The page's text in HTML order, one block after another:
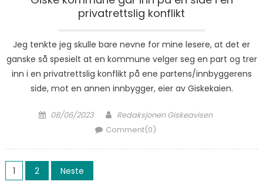
privatrettslig konflikt
Jeg tenkte jeg skulle bare nevne for mine lesere, at det er
ganske så spesielt at en kommune velger seg en part og trer
inn i en privatrettslig konflikt på ene partens/innbyggerens
side, mot en annen innbygger, eier av Giskekaien.
Posted on
08/06/2023 Author
Redaksjonen Giskeavisen
Comment(0)
Sidepaginering
1 2 Neste